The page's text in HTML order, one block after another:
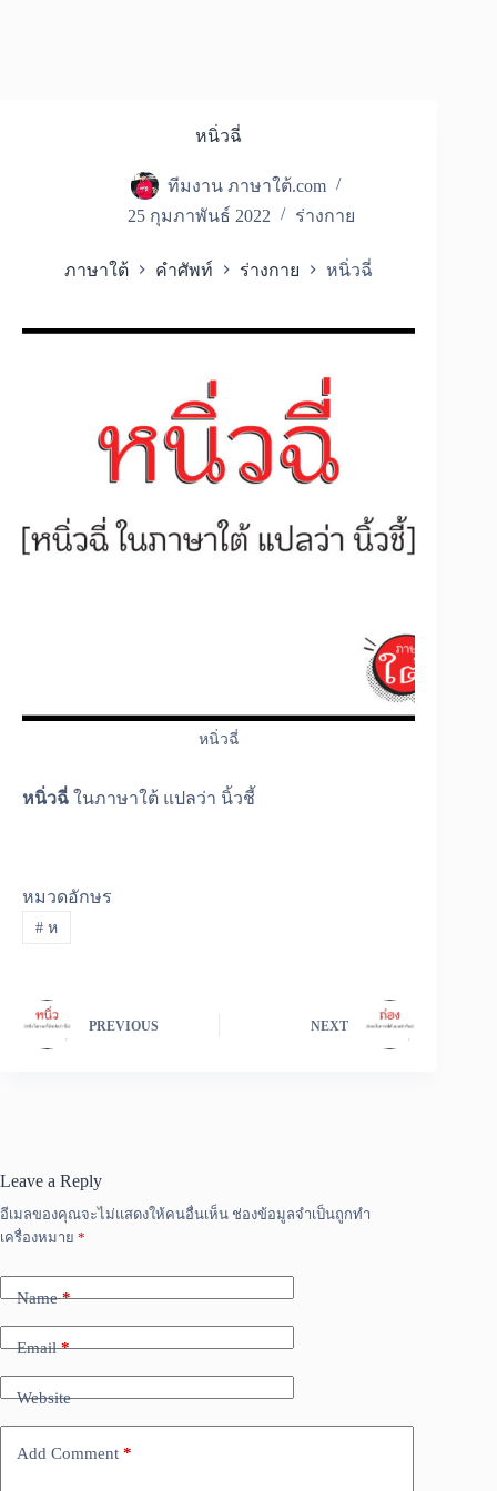
หนิ่วฉี่
ทีมงาน ภาษาใต้.com
25 กุมภาพันธ์ 2022
ร่างกาย
ภาษาใต้ คำศัพท์ ร่างกาย หนิ่วฉี่
หนิ่วฉี่
หนิ่วฉี่ ในภาษาใต้ แปลว่า นิ้วชี้
หมวดอักษร
#ห
PREVIOUS NEXT
Leave a Reply
อีเมลของคุณจะไม่แสดงให้คนอื่นเห็น ช่องข้อมูลจำเป็นถูกทำ
เครื่องหมาย *
Name*
Email*
Website
Add Comment *